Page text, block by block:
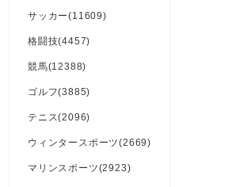
サッカー(11609)
格闘技(4457)
競馬(12388)
ゴルフ(3885)
テニス(2096)
ウィンタースポーツ(2669)
マリンスポーツ(2923)